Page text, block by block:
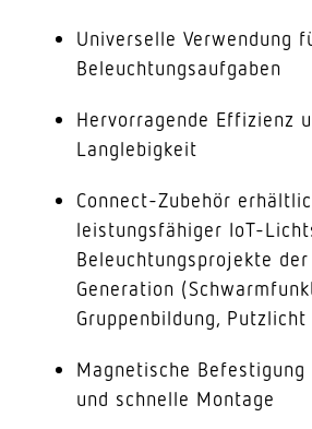
Universelle Verwendung
Beleuchtungsaufgaben
Hervorragende Effizienz
Langlebigkeit
Connect-Zubehör
leistungsfähiger IoT-
Beleuchtungsprojekte
Generation
Gruppenbildung,
Magnetische
und schnelle Montage